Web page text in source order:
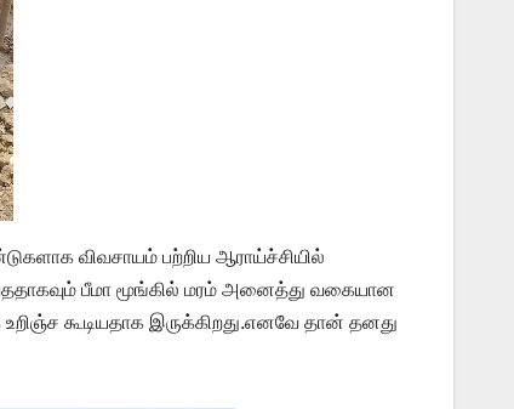
விவசாயம் பற்றிய ஆராய்ச்சியில்
பீமா மூங்கில் மரம் அனைத்து வகையான
கூடியதாக இருக்கிறது.எனவே தான் தனது